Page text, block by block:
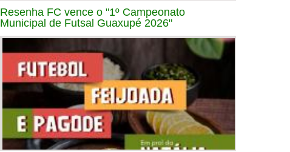
Resenha FC vence o "1º Campeonato
Municipal de Futsal Guaxupé 2026"